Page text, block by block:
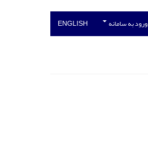
ورود به سامانه ENGLISH